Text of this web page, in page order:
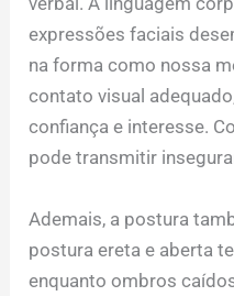
expressões faciais
na forma como nossa
contato visual
confiança e interesse.
pode transmitir
Ademais, a postura
postura ereta e aberta
enquanto ombros